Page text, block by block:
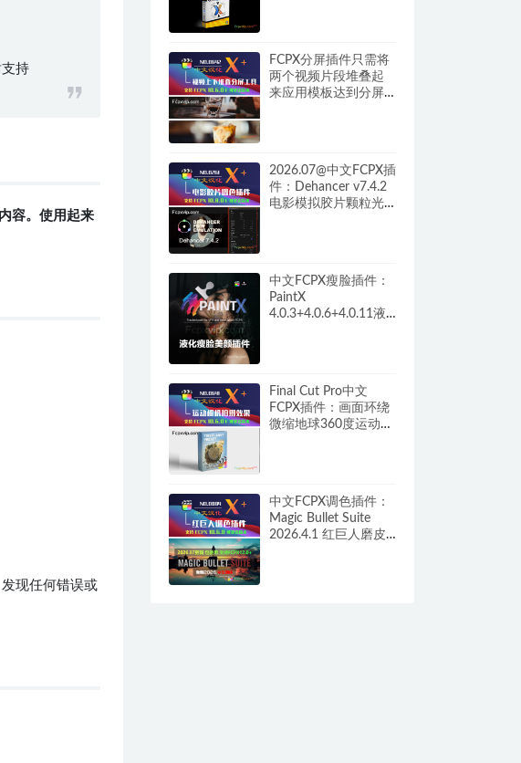
持
容。使用起来
现任何错误或
FCPX分屏插件只需将
两个视频片段堆叠起
来应用模板达到分屏
2026.07@中文FCPX插
件：Dehancer v7.4.2
电影模拟胶片颗粒光
中文FCPX瘦脸插件：
PaintX
4.0.3+4.0.6+4.0.11液
Final Cut Pro中文
FCPX插件：画面环绕
微缩地球360度运动相
中文FCPX调色插件：
Magic Bullet Suite
2026.4.1 红巨人磨皮